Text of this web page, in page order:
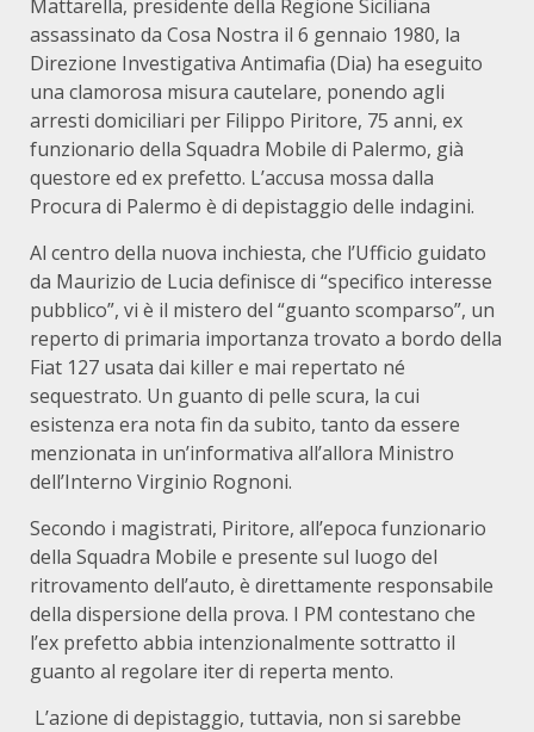
Mattarella, presidente della Regione Siciliana
assassinato da Cosa Nostra il 6 gennaio 1980, la
Direzione Investigativa Antimafia (Dia) ha eseguito
una clamorosa misura cautelare, ponendo agli
arresti domiciliari per Filippo Piritore, 75 anni, ex
funzionario della Squadra Mobile di Palermo, già
questore ed ex prefetto. L’accusa mossa dalla
Procura di Palermo è di depistaggio delle indagini.
Al centro della nuova inchiesta, che l’Ufficio guidato
da Maurizio de Lucia definisce di “specifico interesse
pubblico”, vi è il mistero del “guanto scomparso”, un
reperto di primaria importanza trovato a bordo della
Fiat 127 usata dai killer e mai repertato né
sequestrato. Un guanto di pelle scura, la cui
esistenza era nota fin da subito, tanto da essere
menzionata in un’informativa all’allora Ministro
dell’Interno Virginio Rognoni.
Secondo i magistrati, Piritore, all’epoca funzionario
della Squadra Mobile e presente sul luogo del
ritrovamento dell’auto, è direttamente responsabile
della dispersione della prova. I PM contestano che
l’ex prefetto abbia intenzionalmente sottratto il
guanto al regolare iter di reperta mento.
L’azione di depistaggio, tuttavia, non si sarebbe